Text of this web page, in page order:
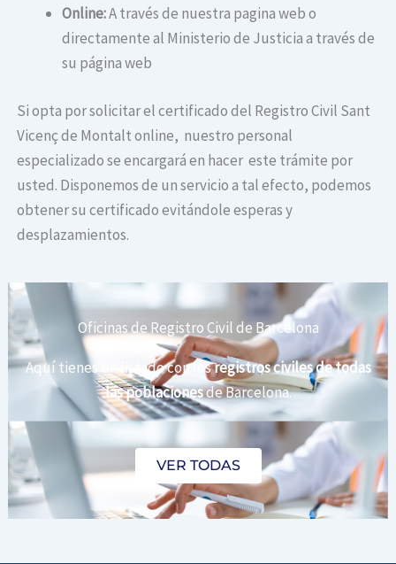
Online:A través de nuestra pagina web o
directamente al Ministerio de Justicia a través de
su página web
Si opta por solicitar el certificado del Registro Civil Sant
Vicenç de Montalt online, nuestro personal
especializado se encargará en hacer este trámite por
usted. Disponemos de un servicio a tal efecto, podemos
obtener su certificado evitándole esperas y
desplazamientos.
Oficinas de Registro Civil de Barcelona
Aquí tienes un listado con losregistros civiles de todas
las poblacionesde Barcelona.
VER TODAS